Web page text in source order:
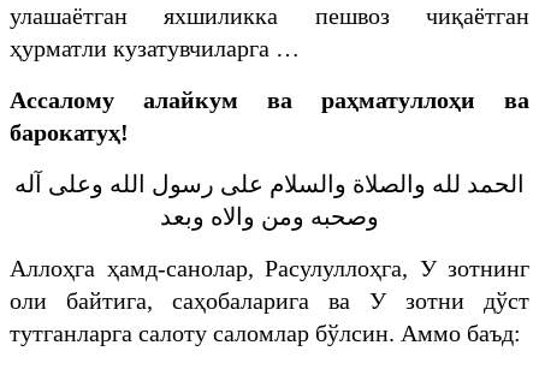
улашаётган яхшиликка пешвоз чиқаётган
ҳурматли кузатувчиларга …
Ассалому алайкум ва раҳматуллоҳи ва
барокатуҳ!
الحمد لله والصلاة والسلام على رسول الله وعلى آله
وصحبه ومن والاه وبعد
Аллоҳга ҳамд-санолар, Расулуллоҳга, У зотнинг
оли байтига, саҳобаларига ва У зотни дўст
тутганларга салоту саломлар бўлсин. Аммо баъд: